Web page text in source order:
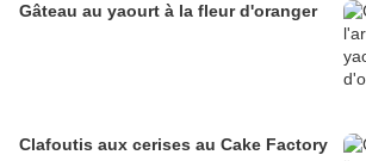
Gâteau au yaourt à la fleur d'oranger
Clafoutis aux cerises au Cake Factory